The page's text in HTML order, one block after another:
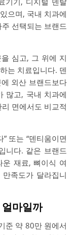
으며, 국내 치과에
선택되는 브랜드
심고, 그 위에 지
는 치료입니다. 덴
외산 브랜드보다
많고, 국내 치과에
면에서도 비교적
또는 “덴티움이면
니다. 같은 브랜드
재료, 뼈이식 여
족도가 달라집니
마일까
준 약 80만 원에서